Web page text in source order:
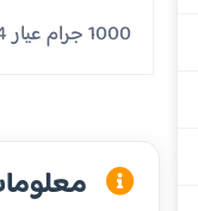
1000 جرام عيار 24